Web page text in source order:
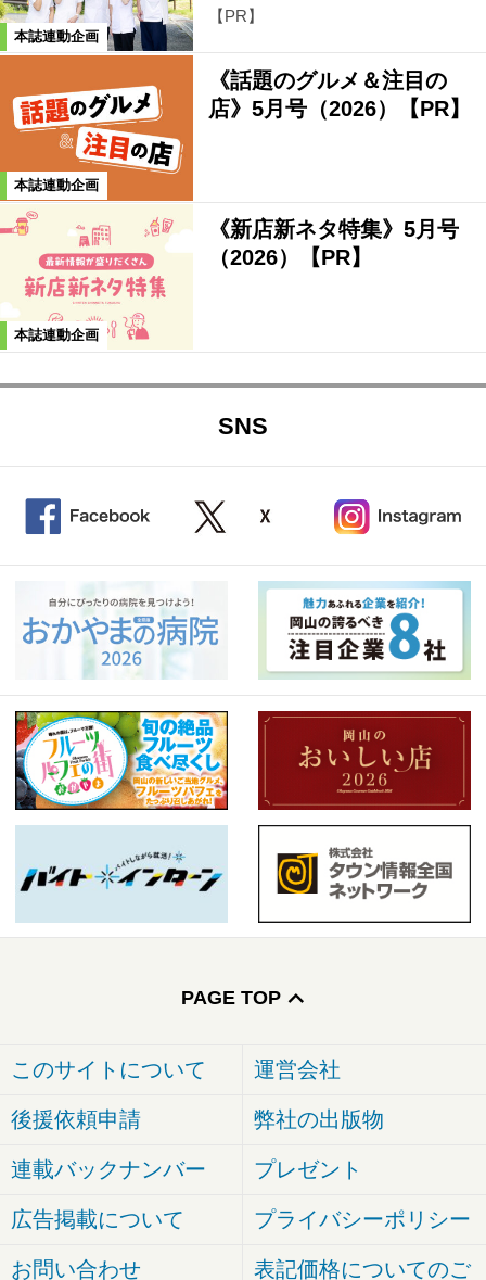
本誌連動企画
【PR】
本誌連動企画
《話題のグルメ＆注目の
店》5月号（2026）【PR】
本誌連動企画
《新店新ネタ特集》5月号
（2026）【PR】
SNS
PAGE TOP
このサイトについて 運営会社
後援依頼申請 弊社の出版物
連載バックナンバー プレゼント
広告掲載について プライバシーポリシー
お問い合わせ 表記価格についてのご